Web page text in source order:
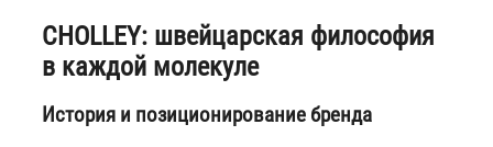
CHOLLEY: швейцарская философия
в каждой молекуле
История и позиционирование бренда